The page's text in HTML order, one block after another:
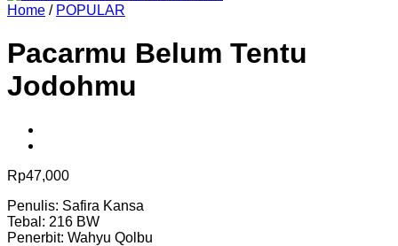
Home / POPULAR
Pacarmu Belum Tentu
Jodohmu
Rp47,000
Penulis: Safira Kansa
Tebal: 216 BW
Penerbit: Wahyu Qolbu